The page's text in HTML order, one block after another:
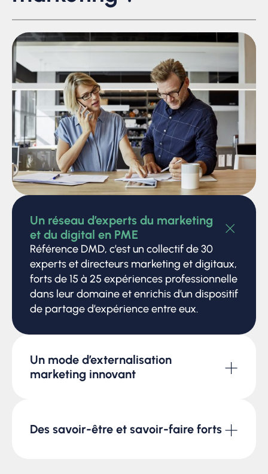
Un réseau d’experts du marketing
et du digital en PME
+
Référence DMD, c’est un collectif de 30
experts et directeurs marketing et digitaux,
forts de 15 à 25 expériences professionnelle
dans leur domaine et enrichis d’un dispositif
de partage d’expérience entre eux.
Un mode d’externalisation
marketing innovant
+
d’accompagnement unique et assurément
Des savoir-être et savoir-faire forts +